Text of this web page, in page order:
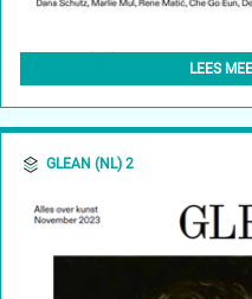
GLEAN (EN) 2, WINTER 2023
LEES
GLEAN (NL) 2